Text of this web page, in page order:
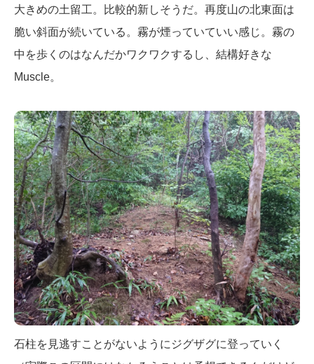
大きめの土留工。比較的新しそうだ。再度山の北東面は
脆い斜面が続いている。霧が煙っていていい感じ。霧の
中を歩くのはなんだかワクワクするし、結構好きな
Muscle。
石柱を見逃すことがないようにジグザグに登っていく